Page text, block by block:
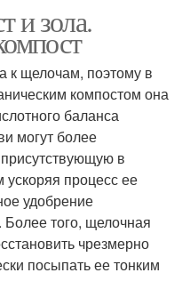
и зола.
к щелочам, поэтому в
компостом она
баланса
могут более
в
процесс ее
удобрение
Более того, щелочная
чрезмерно
посыпать ее тонким